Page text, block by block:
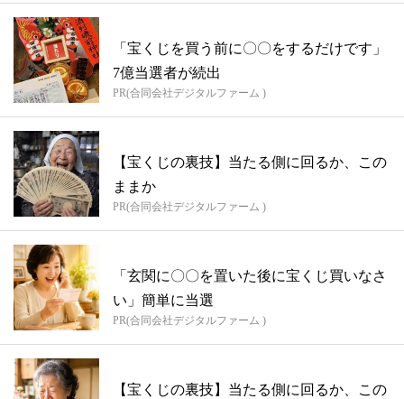
「宝くじを買う前に〇〇をするだけです」
7億当選者が続出
PR(合同会社デジタルファーム )
【宝くじの裏技】当たる側に回るか、この
ままか
PR(合同会社デジタルファーム )
「玄関に〇〇を置いた後に宝くじ買いなさ
い」簡単に当選
PR(合同会社デジタルファーム )
【宝くじの裏技】当たる側に回るか、この